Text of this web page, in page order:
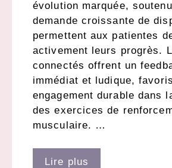
évolution marquée,
demande croissante de
permettent aux patientes
activement leurs progrès.
connectés offrent un
immédiat et ludique,
engagement durable dans
des exercices de
musculaire. …
Lire plus